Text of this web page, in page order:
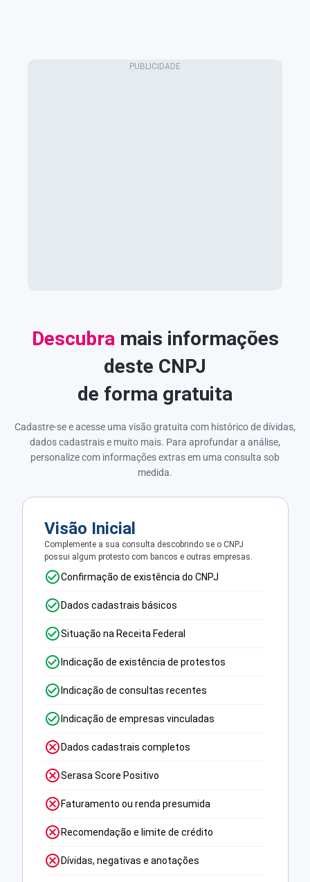
Descubra mais informações
deste CNPJ
de forma gratuita
Cadastre-se e acesse uma visão gratuita com histórico de dívidas,
dados cadastrais e muito mais. Para aprofundar a análise,
personalize com informações extras em uma consulta sob
medida.
Visão Inicial
Complemente a sua consulta descobrindo se o CNPJ
possui algum protesto com bancos e outras empresas.
Confirmação de existência do CNPJ
Dados cadastrais básicos
Situação na Receita Federal
Indicação de existência de protestos
Indicação de consultas recentes
Indicação de empresas vinculadas
Dados cadastrais completos
Serasa Score Positivo
Faturamento ou renda presumida
Recomendação e limite de crédito
Dívidas, negativas e anotações